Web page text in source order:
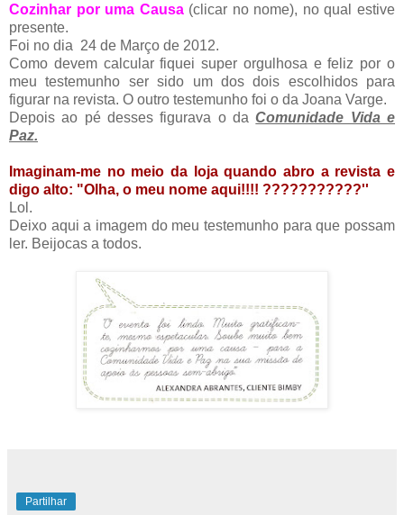
Cozinhar por uma Causa(clicar no nome), no qual estive
presente.
Foi no dia 24 de Março de 2012.
Como devem calcular fiquei super orgulhosa e feliz por o
meu testemunho ser sido um dos dois escolhidos para
figurar na revista. O outro testemunho foi o da Joana Varge.
Depois ao pé desses figurava o daComunidade Vida e
Paz.
Imaginam-me no meio da loja quando abro a revista e
digo alto: "Olha, o meu nome aqui!!!! ???????????''
Lol.
Deixo aqui a imagem do meu testemunho para que possam
ler. Beijocas a todos.
Partilhar